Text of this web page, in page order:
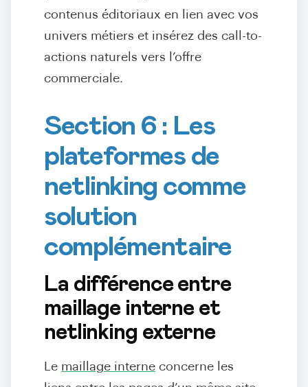
contenus éditoriaux en lien avec vos
univers métiers et insérez des call-to-
actions naturels vers l’offre
commerciale.
Section 6 : Les
plateformes de
netlinking comme
solution
complémentaire
La différence entre
maillage interne et
netlinking externe
Le maillage interne concerne les